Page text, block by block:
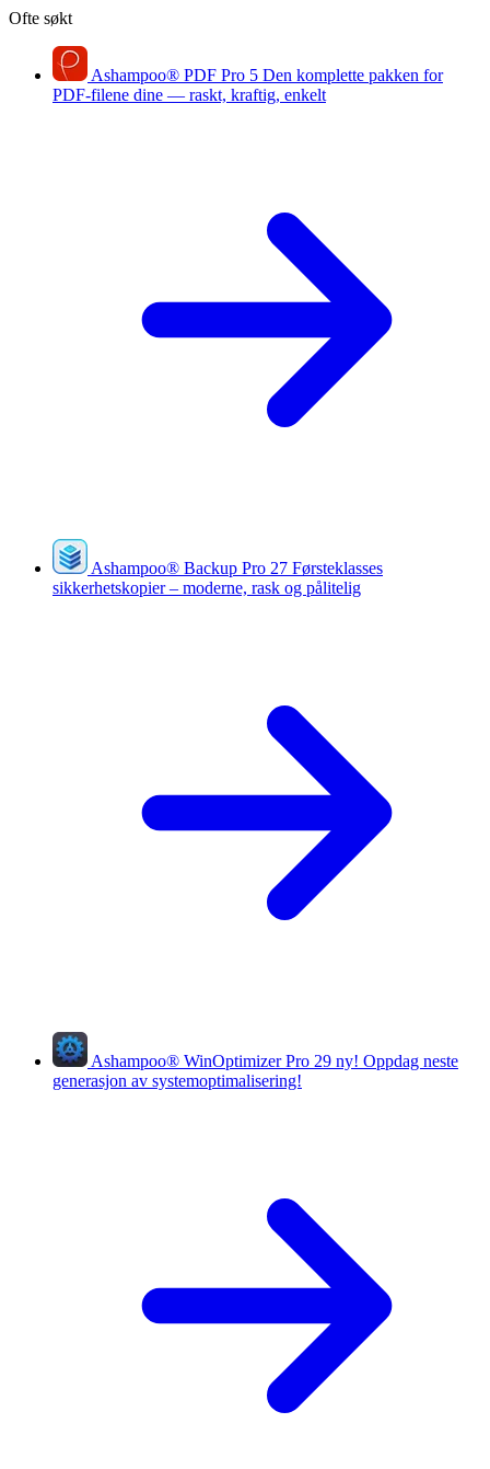
Ofte søkt
Ashampoo® PDF Pro 5 Den komplette pakken for
PDF-filene dine — raskt, kraftig, enkelt
Ashampoo® Backup Pro 27 Førsteklasses
sikkerhetskopier – moderne, rask og pålitelig
Ashampoo® WinOptimizer Pro 29 ny! Oppdag neste
generasjon av systemoptimalisering!